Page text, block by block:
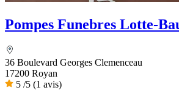
Pompes Funebres Lotte-
36 Boulevard Georges Clemenceau
17200 Royan
5 /5 (1 avis)